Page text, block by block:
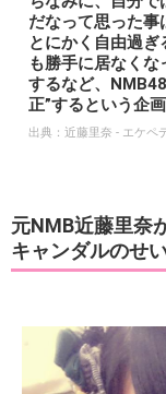
だなって思った事
とにかく自由過
も勝手に居なく
するなど、
正”するという企
出典： 近藤里奈 - エケペ
元NMB近藤里奈
キャンダルのせ